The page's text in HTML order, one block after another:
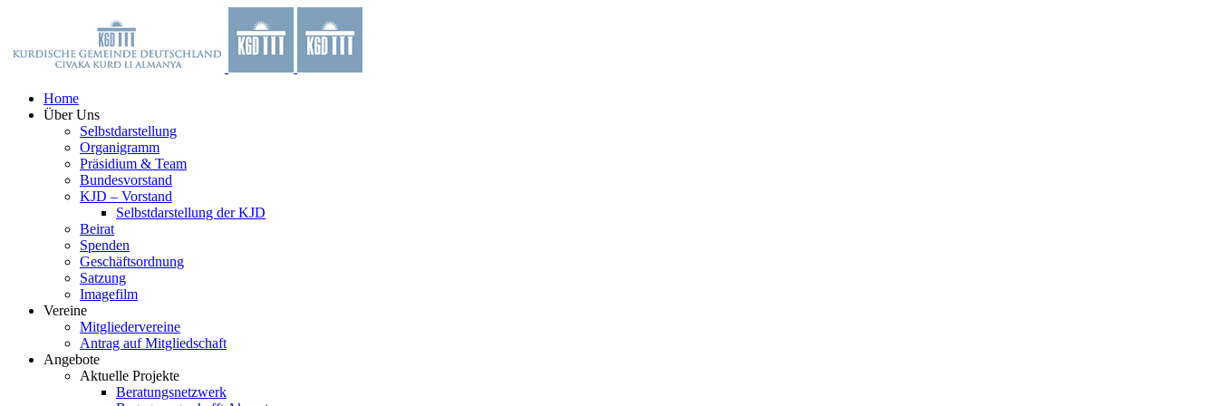
springen
Home
Über Uns
Selbstdarstellung
Organigramm
Präsidium & Team
Bundesvorstand
KJD – Vorstand
Selbstdarstellung der KJD
Beirat
Spenden
Geschäftsordnung
Satzung
Imagefilm
Vereine
Mitgliedervereine
Antrag auf Mitgliedschaft
Angebote
Aktuelle Projekte
Beratungsnetzwerk